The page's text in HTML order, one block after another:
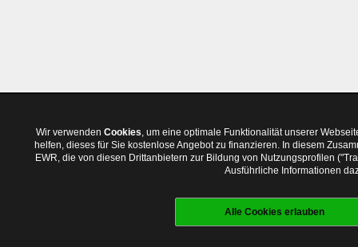
Wir verwenden Cookies, um eine optimale Funktionalität unserer
helfen, dieses für Sie kostenlose Angebot zu finanzieren. In diesem
EWR, die von diesen Drittanbietern zur Bildung von Nutzungsprofilen
Ausführliche Informationen
Alle Cookies erlauben